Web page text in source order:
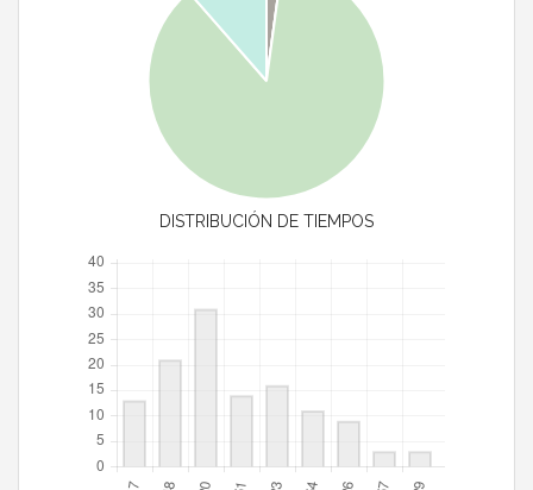
DISTRIBUCIÓN DE TIEMPOS